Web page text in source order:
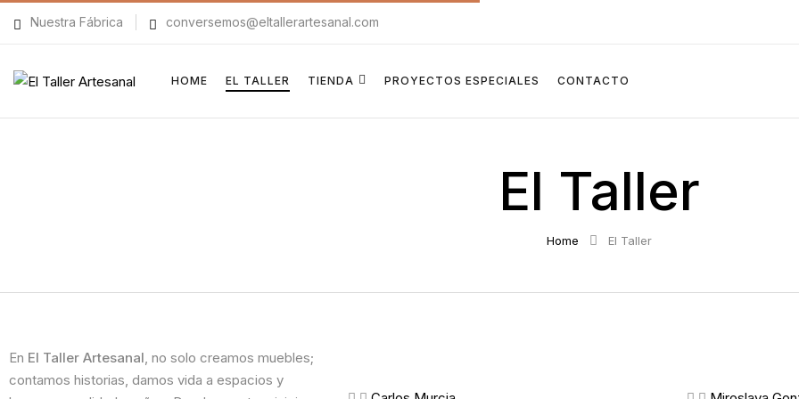
Nuestra Fábrica conversemos@eltallerartesanal.com
HOME EL TALLER TIENDA PROYECTOS ESPECIALES CONTACTO
El Taller
Home El Taller
En El Taller Artesanal , no solo creamos muebles;
contamos historias, damos vida a espacios y